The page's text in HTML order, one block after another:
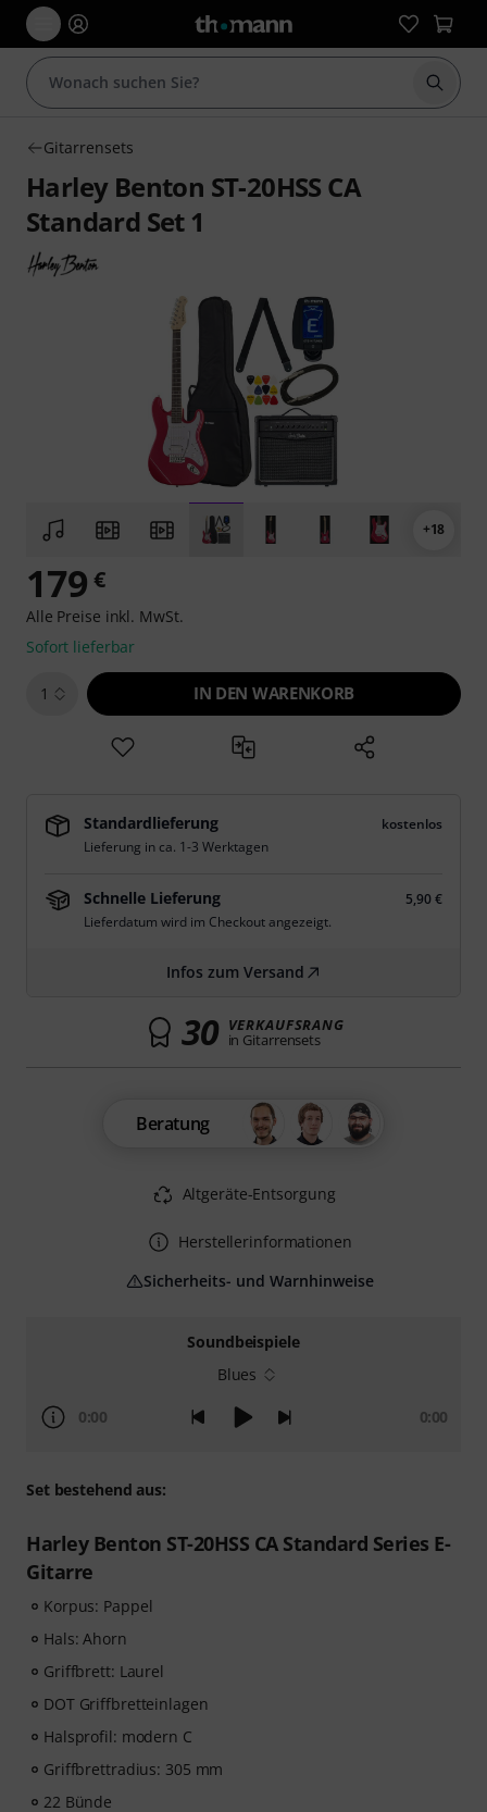
Suche
Gitarrensets
Harley Benton ST-20HSS CA
Standard Set 1
+18
Soundbeispiele
Blues
0:00 0:00
Set bestehend aus:
Harley Benton ST-20HSS CA Standard Series E-
Gitarre
Korpus: Pappel
Hals: Ahorn
Griffbrett: Laurel
DOT Griffbretteinlagen
Halsprofil: modern C
Griffbrettradius: 305 mm
22 Bünde
179 €
Alle Preise inkl. MwSt.
Sofort lieferbar
1 IN DEN WARENKORB
Standardlieferung
kostenlos
Lieferung in ca. 1-3 Werktagen
Schnelle Lieferung
5,90 €
Lieferdatum wird im Checkout angezeigt.
Infos zum Versand
30 VERKAUFSRANG
in Gitarrensets
Beratung
Altgeräte-Entsorgung
Herstellerinformationen
Sicherheits- und Warnhinweise